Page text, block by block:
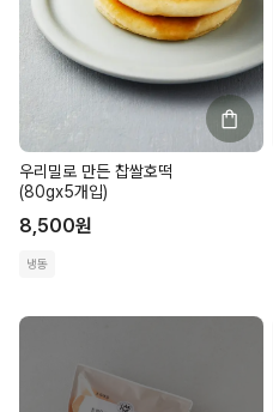
우리밀로 만든 찹쌀호떡
(80gx5개입)
8,500원
냉동